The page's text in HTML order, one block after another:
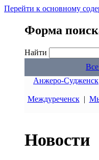
Перейти к основному
Форма
Найти
Анжеро-Судженск
Междуреченск|
Новости